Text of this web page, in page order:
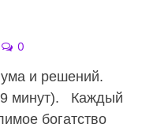
0
ума и решений.
9 минут). Каждый
богатство